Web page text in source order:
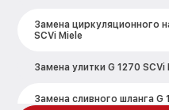
Замена циркуляционного
SCVi Miele
Замена улитки G 1270 SCVi
Замена сливного шланга G